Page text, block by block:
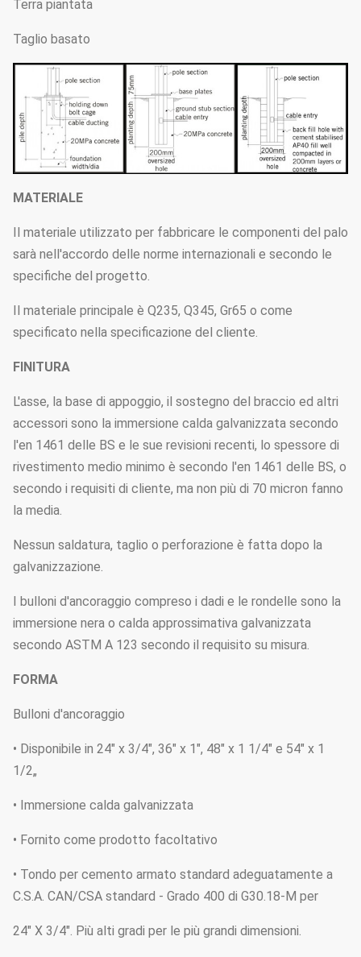
Terra piantata
Taglio basato
MATERIALE
Il materiale utilizzato per fabbricare le componenti del palo
sarà nell'accordo delle norme internazionali e secondo le
specifiche del progetto.
Il materiale principale è Q235, Q345, Gr65 o come
specificato nella specificazione del cliente.
FINITURA
L'asse, la base di appoggio, il sostegno del braccio ed altri
accessori sono la immersione calda galvanizzata secondo
l'en 1461 delle BS e le sue revisioni recenti, lo spessore di
rivestimento medio minimo è secondo l'en 1461 delle BS, o
secondo i requisiti di cliente, ma non più di 70 micron fanno
la media.
Nessun saldatura, taglio o perforazione è fatta dopo la
galvanizzazione.
I bulloni d'ancoraggio compreso i dadi e le rondelle sono la
immersione nera o calda approssimativa galvanizzata
secondo ASTM A 123 secondo il requisito su misura.
FORMA
Bulloni d'ancoraggio
• Disponibile in 24" x 3/4", 36" x 1", 48" x 1 1/4" e 54" x 1
1/2„
• Immersione calda galvanizzata
• Fornito come prodotto facoltativo
• Tondo per cemento armato standard adeguatamente a
C.S.A. CAN/CSA standard - Grado 400 di G30.18-M per
24" X 3/4". Più alti gradi per le più grandi dimensioni.